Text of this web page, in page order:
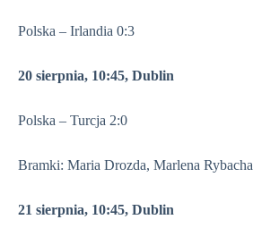
Polska – Irlandia 0:3
20 sierpnia, 10:45, Dublin
Polska – Turcja 2:0
Bramki: Maria Drozda, Marlena Rybacha
21 sierpnia, 10:45, Dublin